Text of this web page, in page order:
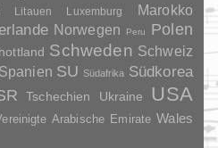
Litauen Luxemburg Marokko
Norwegen Peru
Polen
Schweden Schweiz
Spanien SU Südafrika Südkorea
Tschechien Ukraine USA
Arabische Emirate Wales